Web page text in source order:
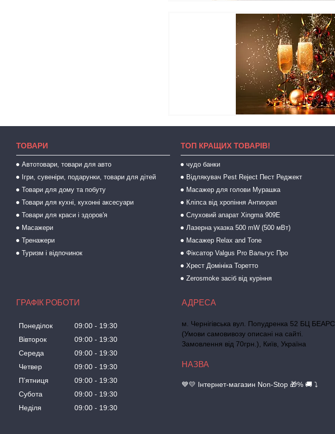
ТОВАРИ
Автотовари, товари для авто
Ігри, сувеніри, подарунки, товари для дітей
Товари для дому та побуту
Товари для кухні, кухонні аксесуари
Товари для краси і здоров'я
Масажери
Тренажери
Туризм і відпочинок
ТОП КРАЩИХ ТОВАРІВ!
чудо банки
Відлякувач Pest Reject Пест Реджект
Масажер для голови Мурашка
Кліпса від хропіння Антихрап
Слуховий апарат Xingma 909Е
Лазерна указка 500 mW (500 мВт)
Масажер Relax and Tone
Фіксатор Valgus Pro Вальгус Про
Хрест Домініка Торетто
Zerosmoke засіб від куріння
ГРАФІК РОБОТИ
Понеділок 09:00
19:30
Вівторок
09:00
19:30
Середа
09:00
19:30
Четвер
09:00
19:30
Пʼятниця
09:00
19:30
Субота
09:00
19:30
Неділя
09:00 19:30
м. Чернігівська вул. Попудренка 52 БЦ БЕАРС
(Умови самовивозу описані на сайті.
Замовлення від 70грн.), Київ, Україна
💙💛 Інтернет-магазин Non-Stop 🎁% 🚚 ⤵